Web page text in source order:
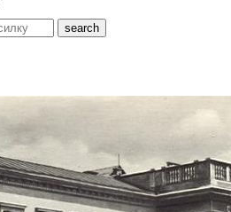
search